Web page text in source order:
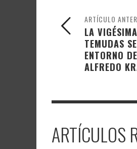
ARTÍCULO
LA
TEMUDAS
ENTORNO
ALFREDO
ARTÍCULOS